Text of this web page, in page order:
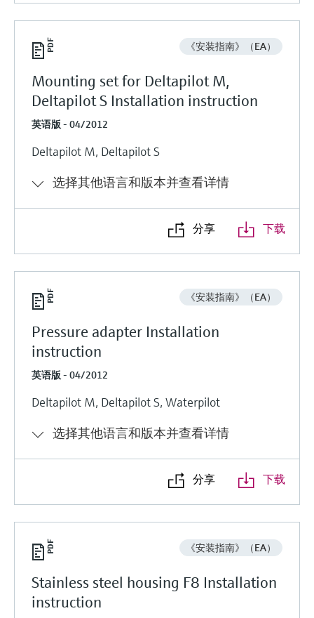
《安装指南》（EA）
Mounting set for Deltapilot M,
Deltapilot S Installation instruction
英语版 - 04/2012
Deltapilot M, Deltapilot S
选择其他语言和版本并查看详情
分享 下载
《安装指南》（EA）
Pressure adapter Installation
instruction
英语版 - 04/2012
Deltapilot M, Deltapilot S, Waterpilot
选择其他语言和版本并查看详情
分享 下载
《安装指南》（EA）
Stainless steel housing F8 Installation
instruction